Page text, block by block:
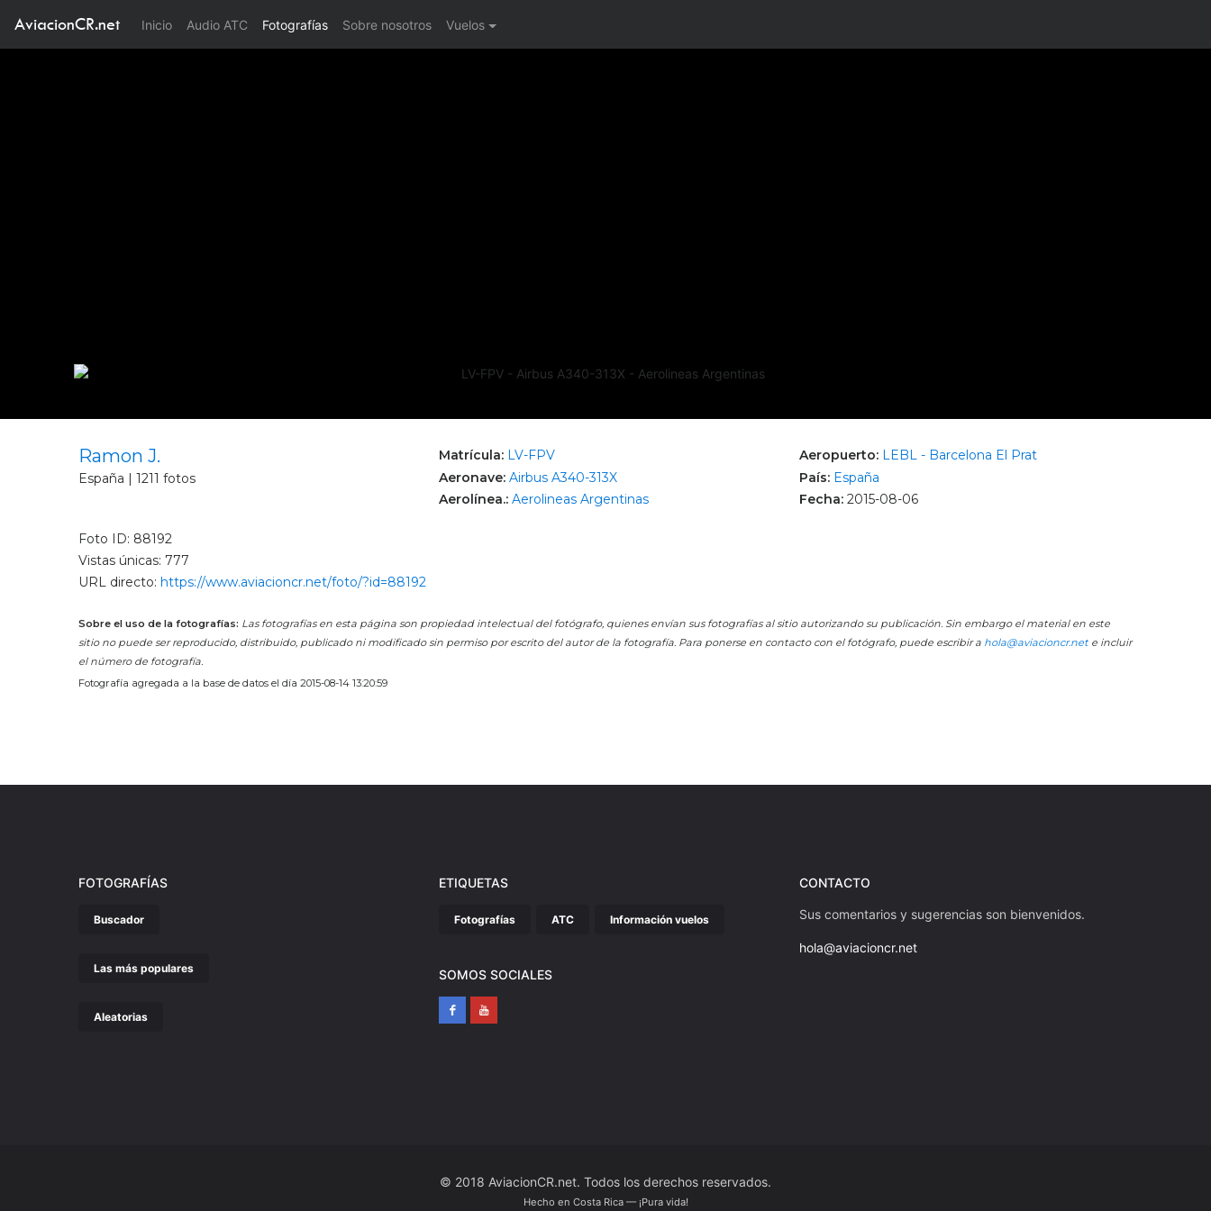
AviacionCR.net Inicio(current)
Audio ATC Fotografías Sobre nosotros Vuelos
Ramon J.
España | 1211 fotos
Matrícula: LV-FPV
Aeronave: Airbus A340-313X
Aerolínea.: Aerolineas Argentinas
Aeropuerto: LEBL - Barcelona El Prat
País: España
Fecha: 2015-08-06
Foto ID: 88192
Vistas únicas: 777
URL directo: https://www.aviacioncr.net/foto/?id=88192
Sobre el uso de la fotografías: Las fotografías en esta página son propiedad intelectual del fotógrafo, quienes envían sus fotografías al sitio autorizando su publicación. Sin embargo el material en este
sitio no puede ser reproducido, distribuido, publicado ni modificado sin permiso por escrito del autor de la fotografía. Para ponerse en contacto con el fotógrafo, puede escribir a hola@aviacioncr.nete incluir
el número de fotografía.
Fotografía agregada a la base de datos el día 2015-08-14 13:20:59
FOTOGRAFÍAS
Buscador
Las más populares
Aleatorias
ETIQUETAS
Fotografías ATC Información vuelos
SOMOS SOCIALES
CONTACTO
Sus comentarios y sugerencias son bienvenidos.
hola@aviacioncr.net
© 2018 AviacionCR.net. Todos los derechos reservados.
Hecho en Costa Rica — ¡Pura vida!